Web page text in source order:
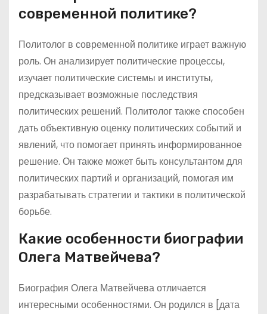
современной политике?
Политолог в современной политике играет важную
роль. Он анализирует политические процессы,
изучает политические системы и институты,
предсказывает возможные последствия
политических решений. Политолог также способен
дать объективную оценку политических событий и
явлений, что помогает принять информированное
решение. Он также может быть консультантом для
политических партий и организаций, помогая им
разрабатывать стратегии и тактики в политической
борьбе.
Какие особенности биографии
Олега Матвейчева?
Биография Олега Матвейчева отличается
интересными особенностями. Он родился в [дата